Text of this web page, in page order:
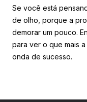
Se você está
de olho, porque a
demorar um pouco.
para ver o que mais
onda de sucesso.